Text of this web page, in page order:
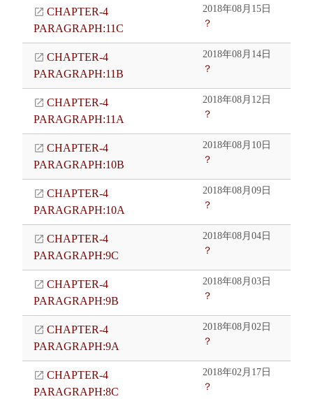
CHAPTER-4
PARAGRAPH:11C
2018年08月15日
？
CHAPTER-4
PARAGRAPH:11B
2018年08月14日
？
CHAPTER-4
PARAGRAPH:11A
2018年08月12日
？
CHAPTER-4
PARAGRAPH:10B
2018年08月10日
？
CHAPTER-4
PARAGRAPH:10A
2018年08月09日
？
CHAPTER-4
PARAGRAPH:9C
2018年08月04日
？
CHAPTER-4
PARAGRAPH:9B
2018年08月03日
？
CHAPTER-4
PARAGRAPH:9A
2018年08月02日
？
CHAPTER-4
PARAGRAPH:8C
2018年02月17日
？